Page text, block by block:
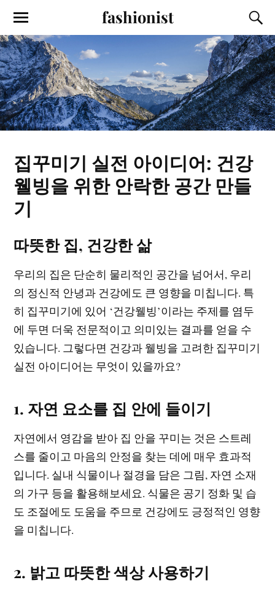
fashionist
집꾸미기 실전 아이디어: 건강
웰빙을 위한 안락한 공간 만들
기
따뜻한 집, 건강한 삶
우리의 집은 단순히 물리적인 공간을 넘어서, 우리
의 정신적 안녕과 건강에도 큰 영향을 미칩니다. 특
히 집꾸미기에 있어 ‘건강웰빙’이라는 주제를 염두
에 두면 더욱 전문적이고 의미있는 결과를 얻을 수
있습니다. 그렇다면 건강과 웰빙을 고려한 집꾸미기
실전 아이디어는 무엇이 있을까요?
1. 자연 요소를 집 안에 들이기
자연에서 영감을 받아 집 안을 꾸미는 것은 스트레
스를 줄이고 마음의 안정을 찾는 데에 매우 효과적
입니다. 실내 식물이나 절경을 담은 그림, 자연 소재
의 가구 등을 활용해보세요. 식물은 공기 정화 및 습
도 조절에도 도움을 주므로 건강에도 긍정적인 영향
을 미칩니다.
2. 밝고 따뜻한 색상 사용하기